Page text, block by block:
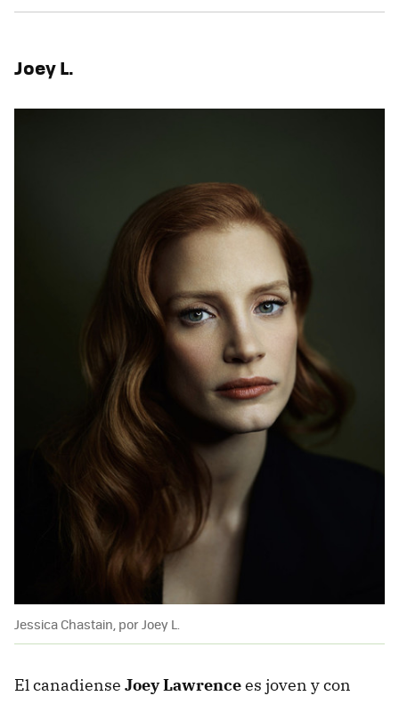
Joey L.
Jessica Chastain, por Joey L.
El canadiense Joey Lawrencees joven y con